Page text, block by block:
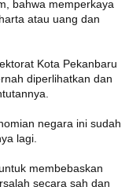
bahwa memperkaya
atau uang dan
Kota Pekanbaru
diperlihatkan dan
negara ini sudah
lagi.
membebaskan
secara sah dan